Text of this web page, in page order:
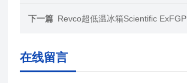
下一篇 Revco超低温冰箱Scientific ExFGP
在线留言